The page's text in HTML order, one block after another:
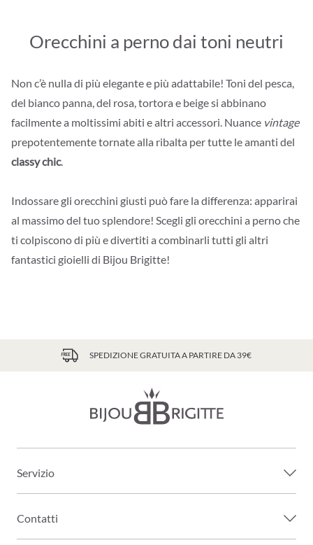
Orecchini a perno dai toni neutri
Non c’è nulla di più elegante e più adattabile! Toni del pesca,
del bianco panna, del rosa, tortora e beige si abbinano
facilmente a moltissimi abiti e altri accessori. Nuance vintage
prepotentemente tornate alla ribalta per tutte le amanti del
classy chic.
Indossare gli orecchini giusti può fare la differenza: apparirai
al massimo del tuo splendore! Scegli gli orecchini a perno che
ti colpiscono di più e divertiti a combinarli tutti gli altri
fantastici gioielli di Bijou Brigitte!
SPEDIZIONE GRATUITA A PARTIRE DA 39€
Servizio
Contatti